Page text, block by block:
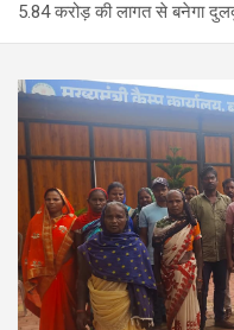
5.84 करोड़ की लागत से बनेगा